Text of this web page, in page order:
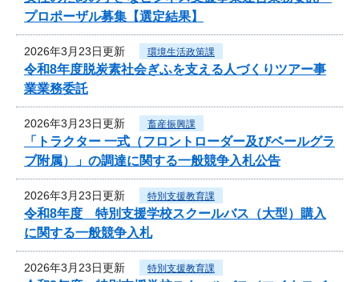
プロポーザル募集【選定結果】
2026年3月23日更新 環境生活政策課
令和8年度脱炭素社会ぎふを支える人づくりツアー事
業業務委託
2026年3月23日更新 畜産振興課
「トラクター 一式（フロントローダー及びベールグラ
ブ附属）」の調達に関する一般競争入札公告
2026年3月23日更新 特別支援教育課
令和8年度 特別支援学校スクールバス（大型）購入
に関する一般競争入札
2026年3月23日更新 特別支援教育課